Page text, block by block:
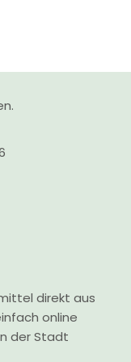
direkt aus
online
der Stadt